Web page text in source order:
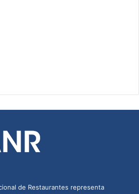
de Restaurantes representa